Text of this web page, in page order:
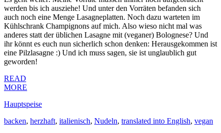
werden bis ich ausziehe! Und unter den Vorräten befanden sich
auch noch eine Menge Lasagneplatten. Noch dazu warteten im
Kühlschrank Champignons auf mich. Also wieso nicht mal was
anderes statt der üblichen Lasagne mit (veganer) Bolognese? Und
ihr könnt es euch nun sicherlich schon denken: Herausgekommen ist
eine Pilzlasagne :) Und ich muss sagen, sie ist unglaublich gut
geworden!
READ
MORE
Hauptspeise
backen, herzhaft, italienisch, Nudeln, translated into English, vegan